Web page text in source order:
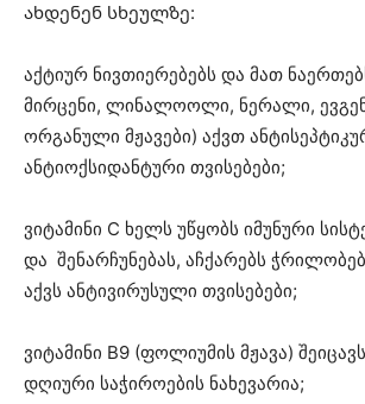
ახდენენ სხეულზე:
აქტიურ ნივთიერებებს და მათ
მირცენი, ლინალოოლი, ნერალი,
ორგანული მჟავები) აქვთ
ანტიოქსიდანტური თვისებები;
ვიტამინი C ხელს უწყობს იმუნური
და შენარჩუნებას, აჩქარებს
აქვს ანტივირუსული თვისებები;
ვიტამინი B9 (ფოლიუმის მჟავა)
დღიური საჭიროების ნახევარია;